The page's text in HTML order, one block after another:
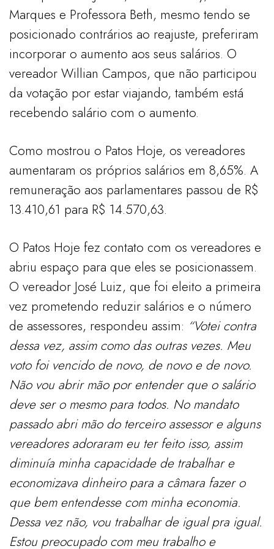
Marques e Professora Beth, mesmo tendo se
posicionado contrários ao reajuste, preferiram
incorporar o aumento aos seus salários. O
vereador Willian Campos, que não participou
da votação por estar viajando, também está
recebendo salário com o aumento.
Como mostrou o Patos Hoje, os vereadores
aumentaram os próprios salários em 8,65%. A
remuneração aos parlamentares passou de R$
13.410,61 para R$ 14.570,63.
O Patos Hoje fez contato com os vereadores e
abriu espaço para que eles se posicionassem.
O vereador José Luiz, que foi eleito a primeira
vez prometendo reduzir salários e o número
de assessores, respondeu assim: “Votei contra
dessa vez, assim como das outras vezes. Meu
voto foi vencido de novo, de novo e de novo.
Não vou abrir mão por entender que o salário
deve ser o mesmo para todos. No mandato
passado abri mão do terceiro assessor e alguns
vereadores adoraram eu ter feito isso, assim
diminuía minha capacidade de trabalhar e
economizava dinheiro para a câmara fazer o
que bem entendesse com minha economia.
Dessa vez não, vou trabalhar de igual pra igual.
Estou preocupado com meu trabalho e